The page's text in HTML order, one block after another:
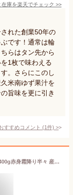
在庫を楽天でチェック >>
れた創業50年の
です！通常は輪
らはタン先から
1枚で味わえる
。さらにこのし
米南ゆず果汁を
旨味を更に引き
すすめコメント (1件) >
◆極上飛騨牛しゃぶしゃぶ◆ハーフ＆ハーフ400g赤身霜降り半々 産地直送 父の日 お中元 贈答 贈り物 プレゼント お返し 結婚記念日 結婚式 引き出物 ギフト 牛肉 和牛 岐阜県 飛騨 おうち割 ふっこう福袋 復袋 お取り寄せグルメ 観光地応援 高級食材 BBQ